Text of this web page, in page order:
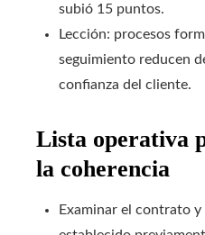
subió 15 puntos.
Lección: procesos
seguimiento reducen
confianza del cliente.
Lista operativa
la coherencia
Examinar el contrato